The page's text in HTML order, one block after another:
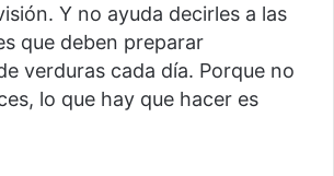
Y no ayuda decirles a las
que deben preparar
verduras cada día. Porque no
lo que hay que hacer es